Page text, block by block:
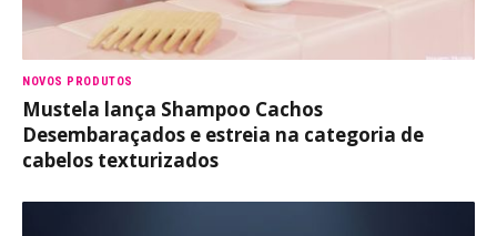
NOVOS PRODUTOS
Mustela lança Shampoo Cachos
Desembaraçados e estreia na categoria de
cabelos texturizados